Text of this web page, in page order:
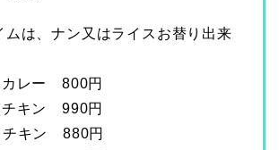
は、ナン又はライスお替り出来
カレー 800円
チキン 990円
チキン 880円